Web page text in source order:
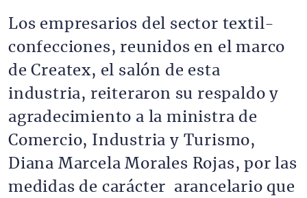
Los empresarios del sector textil-
confecciones, reunidos en el marco
de Createx, el salón de esta
industria, reiteraron su respaldo y
agradecimiento a la ministra de
Comercio, Industria y Turismo,
Diana Marcela Morales Rojas, por las
medidas de carácter arancelario que